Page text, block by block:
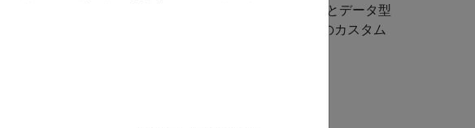
マイズするために、IP 構成テーブルを使用して IP 名とデータ型
には IP 型と追加の列のリストが含まれていて、独自のカスタム